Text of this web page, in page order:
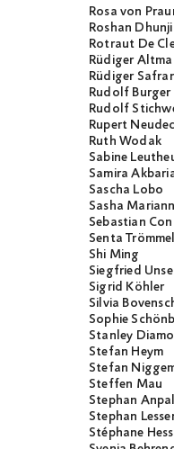
Rosa von
Roshan
Rotraut De
Rüdiger
Rüdiger
Rudolf Burger
Rudolf
Rupert
Ruth Wodak
Sabine
Samira
Sascha Lobo
Sasha
Sebastian
Senta
Shi Ming
Siegfried
Sigrid Köhler
Silvia
Sophie
Stanley
Stefan Heym
Stefan
Steffen Mau
Stephan
Stephan
Stéphane